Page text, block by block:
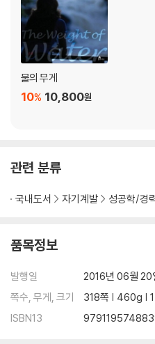
15. 안심시키는 말은 의욕을 고취시킨
16. 반대를 덜할수록 더 의욕적이 된다
17. 행복은 성장에서 나온다
18. 자신을 리드해야 한다
19. 고통받는 사람들의 말에 귀 귀울
20. 천사들이 나는 이유는 자신을 가
1. 작은 일들을 통해 훨씬 더 많은 신
3. 우선사항을 이성적으로 선택해야
6. 항상 목표를 염두에 두어야 한다
8. ‘책임’이란 어떤 일을 하는 능력이
9. 매일 매일을 최고의 걸작으로 만
10. 내적인 힘은 요지부동의 생명력
물의 무게
10,800원
10%
관련 분류
국내도서 자기계발 성공학/경
품목정보
발행일
2016년 06월 20
쪽수, 무게, 크기
318쪽 | 460g |
ISBN13